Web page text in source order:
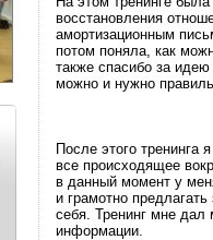
восстановления
амортизационным
потом поняла, как
также спасибо за
можно и нужно
После этого тренинга
все происходящее
в данный момент у
и грамотно
себя. Тренинг мне дал
информации.